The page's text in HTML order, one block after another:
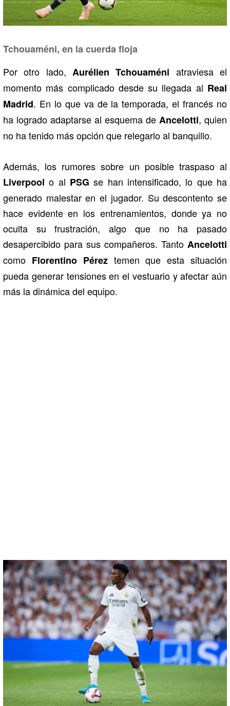
Tchouaméni, en la cuerda floja
Por otro lado, Aurélien Tchouaméni atraviesa el
momento más complicado desde su llegada al Real
Madrid. En lo que va de la temporada, el francés no
ha logrado adaptarse al esquema de Ancelotti, quien
no ha tenido más opción que relegarlo al banquillo.
Además, los rumores sobre un posible traspaso al
Liverpool o al PSG se han intensificado, lo que ha
generado malestar en el jugador. Su descontento se
hace evidente en los entrenamientos, donde ya no
oculta su frustración, algo que no ha pasado
desapercibido para sus compañeros. Tanto Ancelotti
como Florentino Péreztemen que esta situación
pueda generar tensiones en el vestuario y afectar aún
más la dinámica del equipo.